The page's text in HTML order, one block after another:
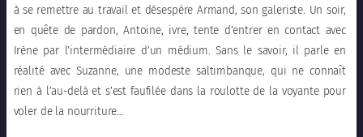
à se remettre au travail et désespère Armand, son galeriste. Un soir,
en quête de pardon, Antoine, ivre, tente d’entrer en contact avec
Irène par l’intermédiaire d’un médium. Sans le savoir, il parle en
réalité avec Suzanne, une modeste saltimbanque, qui ne connaît
rien à l’au-delà et s’est faufilée dans la roulotte de la voyante pour
voler de la nourriture…